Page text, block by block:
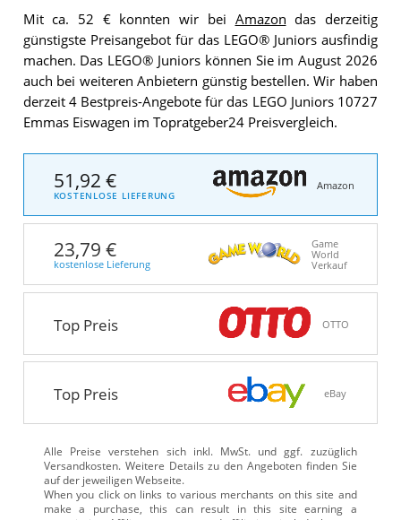
Mit ca. 52 € konnten wir bei Amazon das derzeitig
günstigste Preisangebot für das LEGO® Juniors ausfindig
machen. Das LEGO® Juniors können Sie im August 2026
auch bei weiteren Anbietern günstig bestellen. Wir haben
derzeit 4 Bestpreis-Angebote für das LEGO Juniors 10727
Emmas Eiswagen im Topratgeber24 Preisvergleich.
51,92 €
KOSTENLOSE LIEFERUNG
Amazon
23,79 €
kostenlose Lieferung
Game
World
Verkauf
Top Preis OTTO
Top Preis eBay
Alle Preise verstehen sich inkl. MwSt. und ggf. zuzüglich
Versandkosten. Weitere Details zu den Angeboten finden Sie
auf der jeweiligen Webseite.